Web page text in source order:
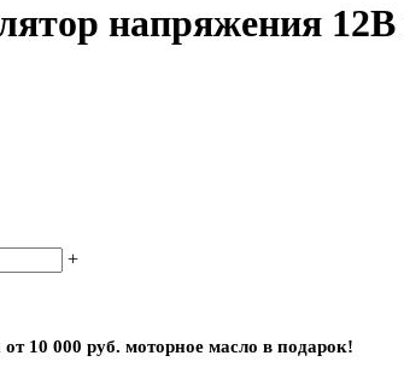
напряжения
+
10 000 руб. моторное масло в подарок!